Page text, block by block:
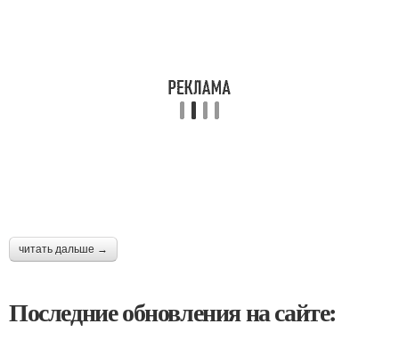
читать дальше →
Последние обновления на сайте: